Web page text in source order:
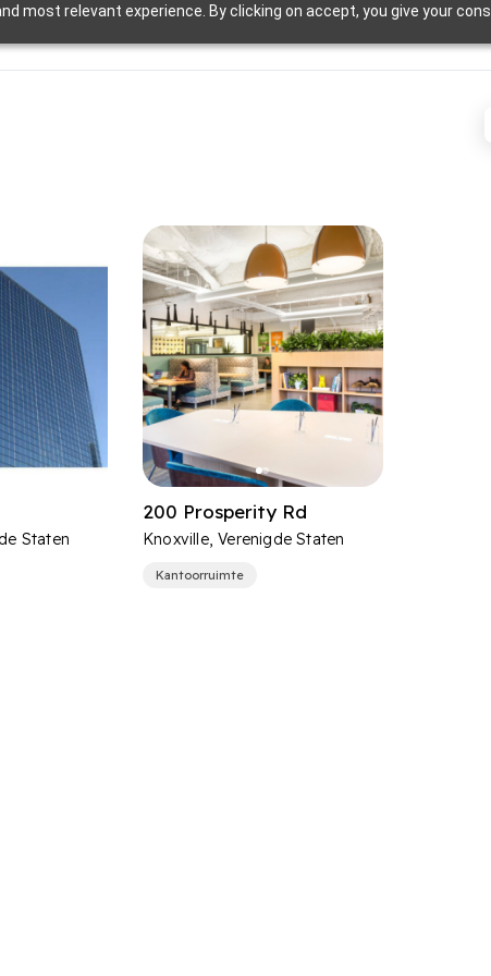
most relevant experience. By clicking on accept, you give your
Staten
200 Prosperity Rd
Knoxville, Verenigde Staten
Kantoorruimte